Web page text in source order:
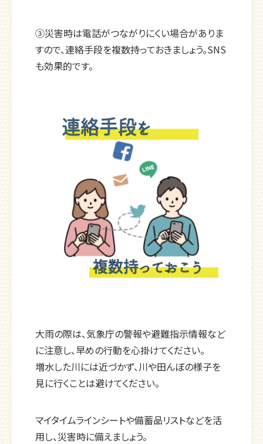
③災害時は電話がつながりにくい場合がありま
すので、連絡手段を複数持っておきましょう。SNS
も効果的です。
大雨の際は、気象庁の警報や避難指示情報など
に注意し、早めの行動を心掛けてください。
増水した川には近づかず、川や田んぼの様子を
見に行くことは避けてください。
マイタイムラインシートや備蓄品リストなどを活
用し、災害時に備えましょう。